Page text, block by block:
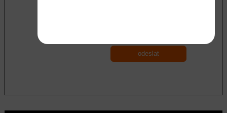
odeslat